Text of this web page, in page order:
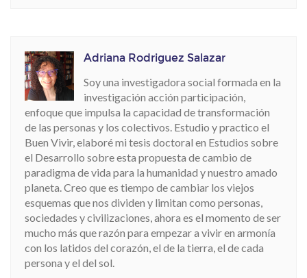
Adriana Rodriguez Salazar
Soy una investigadora social formada en la
investigación acción participación,
enfoque que impulsa la capacidad de transformación
de las personas y los colectivos. Estudio y practico el
Buen Vivir, elaboré mi tesis doctoral en Estudios sobre
el Desarrollo sobre esta propuesta de cambio de
paradigma de vida para la humanidad y nuestro amado
planeta. Creo que es tiempo de cambiar los viejos
esquemas que nos dividen y limitan como personas,
sociedades y civilizaciones, ahora es el momento de ser
mucho más que razón para empezar a vivir en armonía
con los latidos del corazón, el de la tierra, el de cada
persona y el del sol.